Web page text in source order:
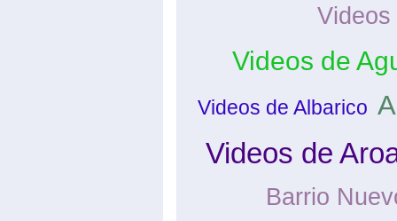
Videos de
Videos de Albarico
Videos de
Barrio